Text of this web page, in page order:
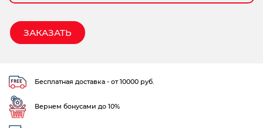
ЗАКАЗАТЬ
Бесплатная доставка - от 10000 руб.
Вернем бонусами до 10%